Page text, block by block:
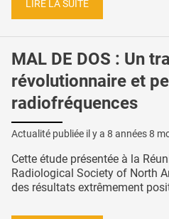
LIRE LA SUITE
MAL DE DOS : Un
révolutionnaire et
radiofréquences
Actualité publiée il y a 8 années 8
Cette étude présentée à la
Radiological Society of North
des résultats extrêmement